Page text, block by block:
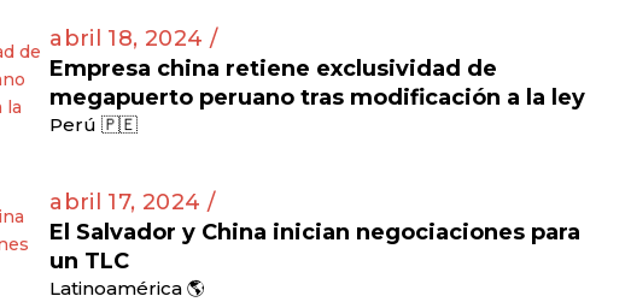
abril 18, 2024 /
Empresa china retiene exclusividad de
megapuerto peruano tras modificación a la ley
Perú 🇵🇪
abril 17, 2024 /
El Salvador y China inician negociaciones para
un TLC
Latinoamérica 🌎